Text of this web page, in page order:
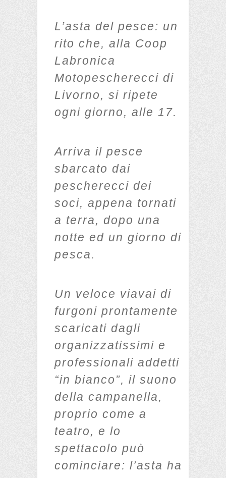
L’asta del pesce: un
rito che, alla Coop
Labronica
Motopescherecci di
Livorno, si ripete
ogni giorno, alle 17.
Arriva il pesce
sbarcato dai
pescherecci dei
soci, appena tornati
a terra, dopo una
notte ed un giorno di
pesca.
Un veloce viavai di
furgoni prontamente
scaricati dagli
organizzatissimi e
professionali addetti
“in bianco”, il suono
della campanella,
proprio come a
teatro, e lo
spettacolo può
cominciare: l’asta ha